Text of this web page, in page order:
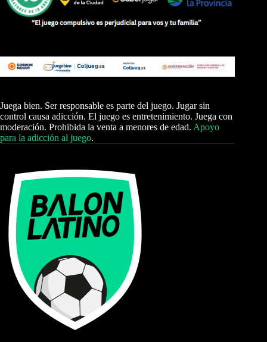
Juega bien. Ser responsable es parte del juego. Jugar sin
control causa adicción. El juego es entretenimiento. Juega con
moderación. Prohibida la venta a menores de edad. Apoyo
para la adicción al juego.